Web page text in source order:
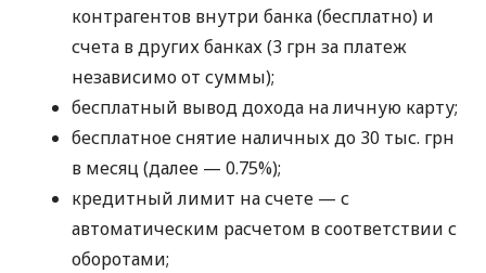
контрагентов внутри банка (бесплатно) и
счета в других банках (3 грн за платеж
независимо от суммы);
бесплатный вывод дохода на личную карту;
бесплатное снятие наличных до 30 тыс. грн
в месяц (далее — 0.75%);
кредитный лимит на счете — с
автоматическим расчетом в соответствии с
оборотами;